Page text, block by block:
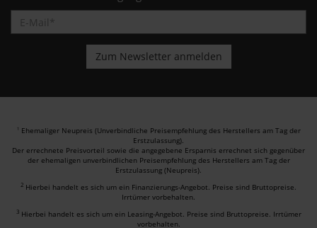
1 Ehemaliger Neupreis (Unverbindliche Preisempfehlung des Herstellers am Tag der
Erstzulassung).
Der errechnete Preisvorteil sowie die angegebene Ersparnis errechnet sich gegenüber
der ehemaligen unverbindlichen Preisempfehlung des Herstellers am Tag der
Erstzulassung (Neupreis).
2 Hierbei handelt es sich um ein Finanzierungs-Angebot. Preise sind Bruttopreise.
Irrtümer vorbehalten.
3 Hierbei handelt es sich um ein Leasing-Angebot. Preise sind Bruttopreise. Irrtümer
vorbehalten.